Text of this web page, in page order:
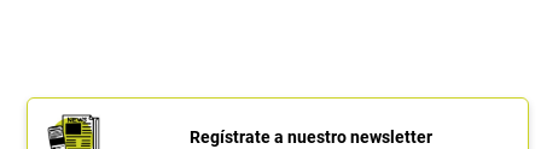
Regístrate a nuestro newsletter